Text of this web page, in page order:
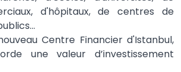
d'hôpitaux, de centres de
Centre Financier d'Istanbul,
une valeur d’investissement